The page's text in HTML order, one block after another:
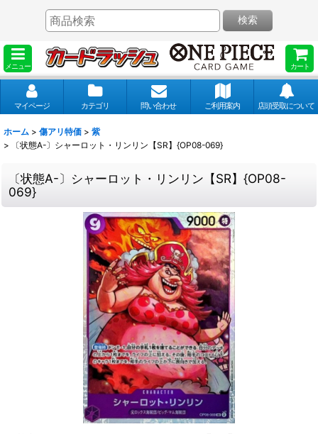
メニュー カート
検索
マイページ カテゴリ 問い合わせ ご利用案内 店頭受取について
ホーム > 傷アリ特価 > 紫
>
〔状態A-〕シャーロット・リンリン【SR】{OP08-069}
〔状態A-〕シャーロット・リンリン【SR】{OP08-
069}